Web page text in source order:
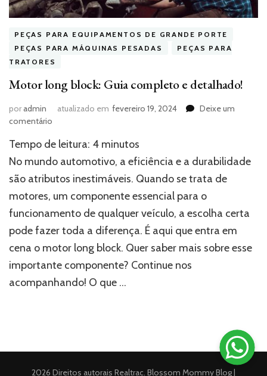
PEÇAS PARA EQUIPAMENTOS DE GRANDE PORTE
PEÇAS PARA MÁQUINAS PESADAS
PEÇAS PARA
TRATORES
Motor long block: Guia completo e detalhado!
poradmin atualizado em fevereiro 19, 2024
Deixe um
comentário
long
block:
completo
e
detalhado!
Tempo de leitura: 4 minutos
No mundo automotivo, a eficiência e a durabilidade
são atributos inestimáveis. Quando se trata de
motores, um componente essencial para o
funcionamento de qualquer veículo, a escolha certa
pode fazer toda a diferença. É aqui que entra em
cena o motor long block. Quer saber mais sobre esse
importante componente? Continue nos
acompanhando! O que …
2026 Direitos autorais Realtrac. Blossom Mommy Blog |